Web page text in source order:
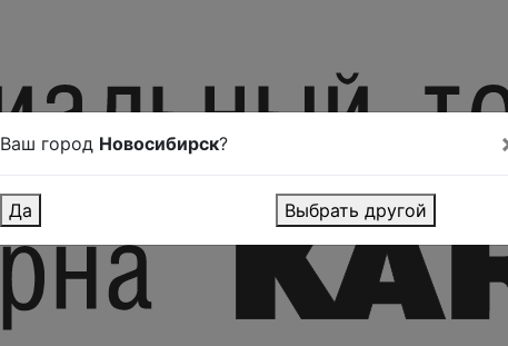
Ваш город Новосибирск?
Да Выбрать другой